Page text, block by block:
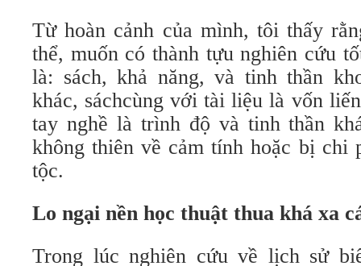
Từ hoàn cảnh của mình, tôi thấy
thể, muốn có thành tựu nghiên cứu
là: sách, khả năng, và tinh thần
khác, sáchcùng với tài liệu là vốn
tay nghề là trình độ và tinh thần
không thiên về cảm tính hoặc bị chi
tộc.
Lo ngại nền học thuật thua khá xa
Trong lúc nghiên cứu về lịch sử